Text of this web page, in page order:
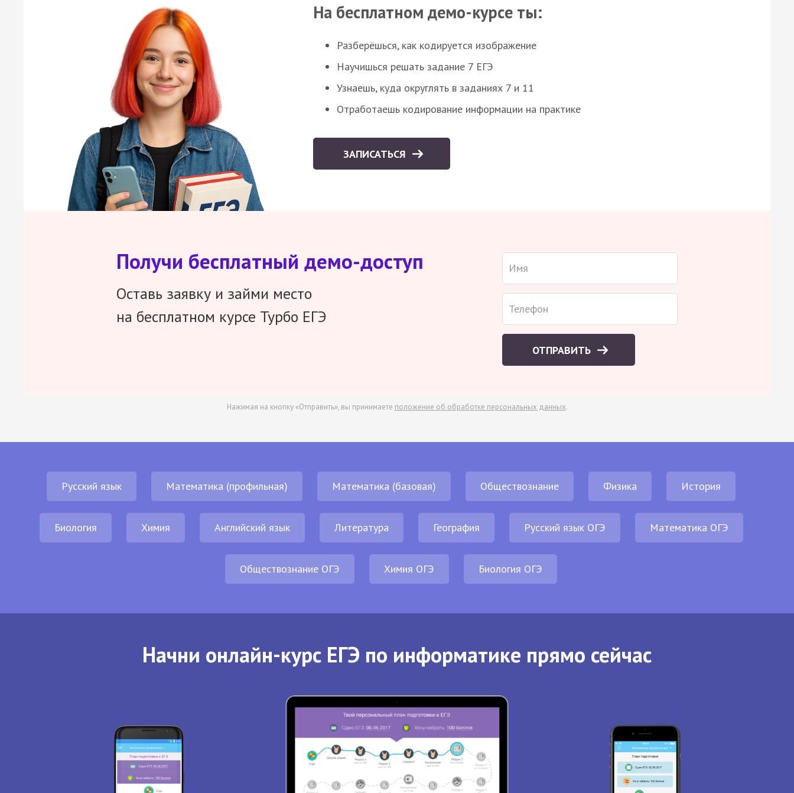
На бесплатном демо-курсе ты:
Разберёшься, как кодируется изображение
Научишься решать задание 7 ЕГЭ
Узнаешь, куда округлять в заданиях 7 и 11
Отработаешь кодирование информации на практике
ЗАПИСАТЬСЯ
Получи бесплатный демо-доступ
Оставь заявку и займи место
на бесплатном курсе Турбо ЕГЭ
ОТПРАВИТЬ
Нажимая на кнопку «Отправить», вы принимаете положение об обработке персональных данных.
Русский язык Математика (профильная) Математика (базовая) Обществознание Физика История
Биология Химия Английский язык Литература География Русский язык ОГЭ Математика ОГЭ
Обществознание ОГЭ Химия ОГЭ Биология ОГЭ
Начни онлайн-курс ЕГЭ по информатике прямо сейчас